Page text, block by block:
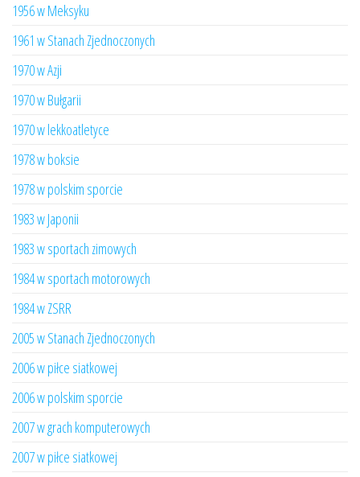
1956 w Meksyku
1961 w Stanach Zjednoczonych
1970 w Azji
1970 w Bułgarii
1970 w lekkoatletyce
1978 w boksie
1978 w polskim sporcie
1983 w Japonii
1983 w sportach zimowych
1984 w sportach motorowych
1984 w ZSRR
2005 w Stanach Zjednoczonych
2006 w piłce siatkowej
2006 w polskim sporcie
2007 w grach komputerowych
2007 w piłce siatkowej